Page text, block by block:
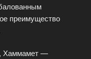
преимущество
Хаммамет —